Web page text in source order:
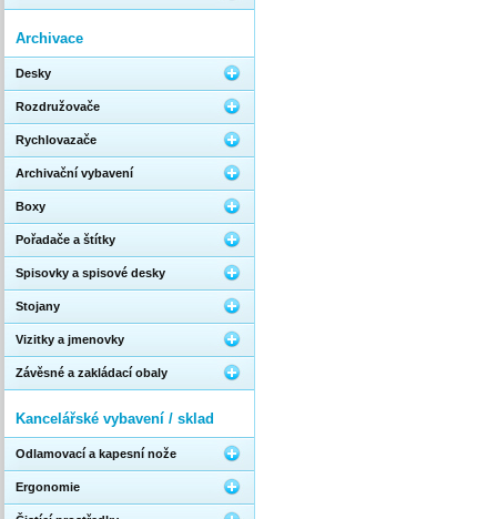
Archivace
Desky
Rozdružovače
Rychlovazače
Archivační vybavení
Boxy
Pořadače a štítky
Spisovky a spisové desky
Stojany
Vizitky a jmenovky
Závěsné a zakládací obaly
Kancelářské vybavení / sklad
Odlamovací a kapesní nože
Ergonomie